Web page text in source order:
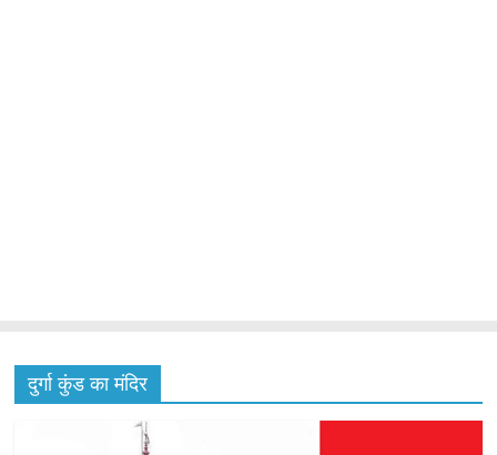
दुर्गा कुंड का मंदिर